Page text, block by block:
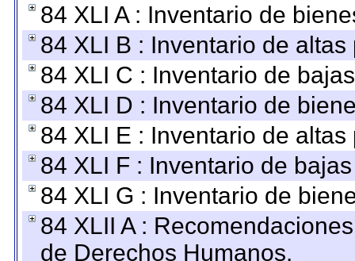
84 XLI A : Inventario de
84 XLI B : Inventario de
84 XLI C : Inventario de
84 XLI D : Inventario de
84 XLI E : Inventario de
84 XLI F : Inventario de
84 XLI G : Inventario de
84 XLII A :
de Derechos Humanos.